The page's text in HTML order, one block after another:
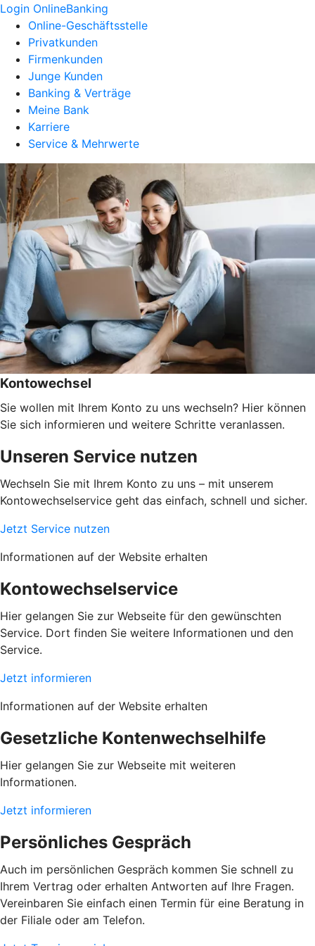
Login OnlineBanking
Online-Geschäftsstelle
Privatkunden
Firmenkunden
Junge Kunden
Banking & Verträge
Meine Bank
Karriere
Service & Mehrwerte
Kontowechsel
Sie wollen mit Ihrem Konto zu uns wechseln? Hier können
Sie sich informieren und weitere Schritte veranlassen.
Unseren Service nutzen
Wechseln Sie mit Ihrem Konto zu uns – mit unserem
Kontowechselservice geht das einfach, schnell und sicher.
Jetzt Service nutzen
Informationen auf der Website erhalten
Kontowechselservice
Hier gelangen Sie zur Webseite für den gewünschten
Service. Dort finden Sie weitere Informationen und den
Service.
Jetzt informieren
Informationen auf der Website erhalten
Gesetzliche Kontenwechselhilfe
Hier gelangen Sie zur Webseite mit weiteren
Informationen.
Jetzt informieren
Persönliches Gespräch
Auch im persönlichen Gespräch kommen Sie schnell zu
Ihrem Vertrag oder erhalten Antworten auf Ihre Fragen.
Vereinbaren Sie einfach einen Termin für eine Beratung in
der Filiale oder am Telefon.